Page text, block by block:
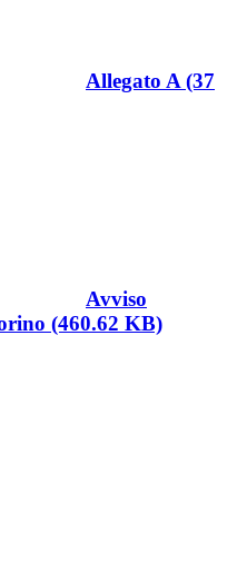
Allegato A (37
Avviso
(460.62 KB)